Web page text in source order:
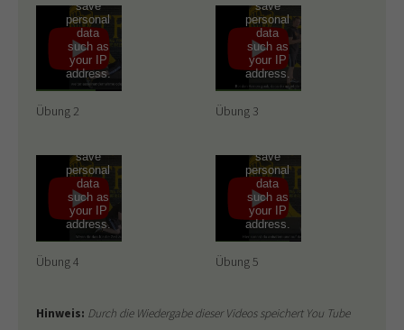
save
personal
data
such as
your IP
address.
Übung 2
save
personal
data
such as
your IP
address.
Übung 3
By
playing
video,
save
personal
data
such as
your IP
address.
Übung 4
By
playing
video,
save
personal
data
such as
your IP
address.
Übung 5
Hinweis: Durch die Wiedergabe dieser Videos speichert You Tube